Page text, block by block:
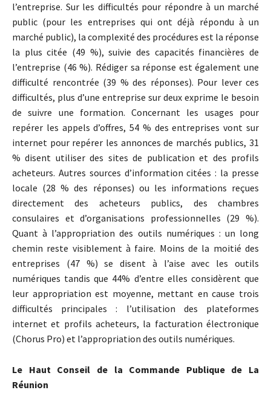
l’entreprise. Sur les difficultés pour répondre à un marché
public (pour les entreprises qui ont déjà répondu à un
marché public), la complexité des procédures est la réponse
la plus citée (49 %), suivie des capacités financières de
l’entreprise (46 %). Rédiger sa réponse est également une
difficulté rencontrée (39 % des réponses). Pour lever ces
difficultés, plus d’une entreprise sur deux exprime le besoin
de suivre une formation. Concernant les usages pour
repérer les appels d’offres, 54 % des entreprises vont sur
internet pour repérer les annonces de marchés publics, 31
% disent utiliser des sites de publication et des profils
acheteurs. Autres sources d’information citées : la presse
locale (28 % des réponses) ou les informations reçues
directement des acheteurs publics, des chambres
consulaires et d’organisations professionnelles (29 %).
Quant à l’appropriation des outils numériques : un long
chemin reste visiblement à faire. Moins de la moitié des
entreprises (47 %) se disent à l’aise avec les outils
numériques tandis que 44% d’entre elles considèrent que
leur appropriation est moyenne, mettant en cause trois
difficultés principales : l’utilisation des plateformes
internet et profils acheteurs, la facturation électronique
(Chorus Pro) et l’appropriation des outils numériques.
Le Haut Conseil de la Commande Publique de La
Réunion